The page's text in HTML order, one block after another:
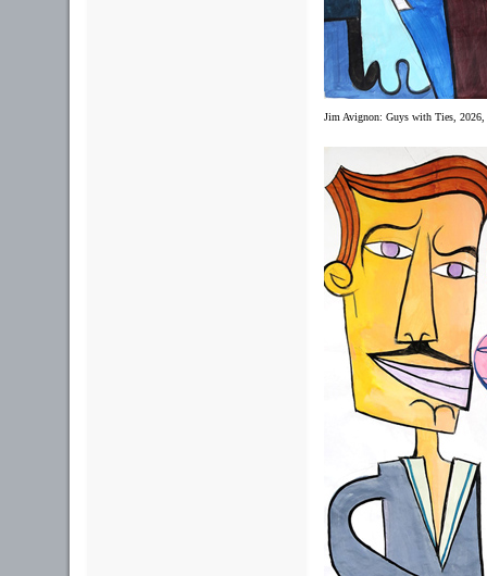
Jim Avignon: Guys with Ties,